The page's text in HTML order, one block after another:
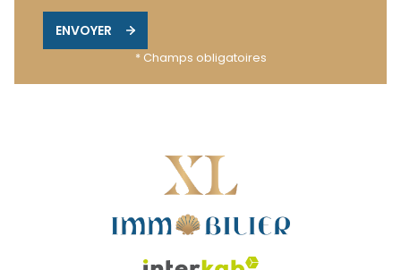
ENVOYER
* Champs obligatoires